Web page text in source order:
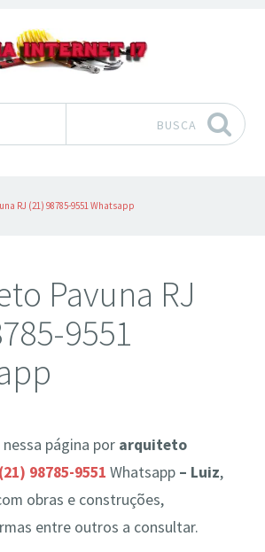
BUSCA
RJ (21) 98785-9551 Whatsapp
Pavuna RJ
9551
página por arquiteto
(21) 98785-9551 Whatsapp– Luiz,
obras e construções,
entre outros a consultar.